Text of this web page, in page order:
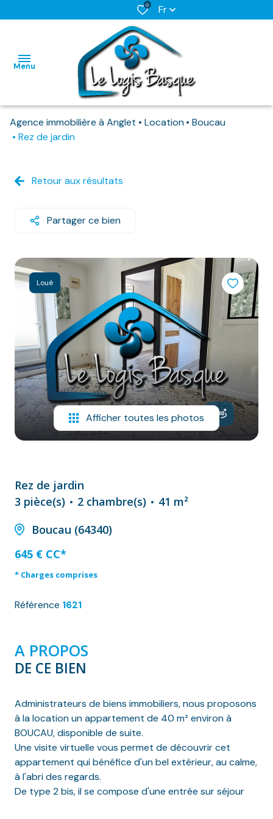
0 Fr
Menu
L'AGENCE
DISPONIBLES
PRO
BIENS
LOUES
PRO
NOS
VILLES
DOSSIER DE
CANDIDATURE
NOS
PRESTATIONS
CONTACT
Agence immobilière à Anglet Location
Boucau
Rez de jardin
Retour aux résultats
Partager ce bien
Loué
Afficher toutes les photos
Rez de jardin
3 pièce(s)
2 chambre(s)
41 m²
Boucau (64340)
645 € CC*
* Charges comprises
Référence 1621
A PROPOS
DE CE BIEN
Administrateurs de biens immobiliers, nous proposons
à la location un appartement de 40 m² environ à
BOUCAU, disponible de suite.
Une visite virtuelle vous permet de découvrir cet
appartement qui bénéfice d'un bel extérieur, au calme,
à l'abri des regards.
De type 2 bis, il se compose d'une entrée sur séjour